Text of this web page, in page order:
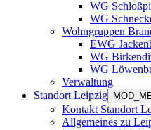
WG
WG
Wohngruppen
EWG
WG
WG
Verwaltung
Standort Leipzig
Kontakt Standort
Allgemeines zu